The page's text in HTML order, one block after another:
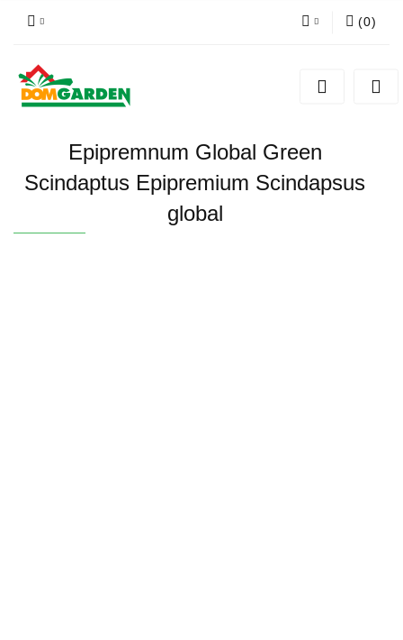
Zarejestruj się
Zgody cookies
(0)
Epipremnum Global Green
Scindaptus Epipremium Scindapsus
global